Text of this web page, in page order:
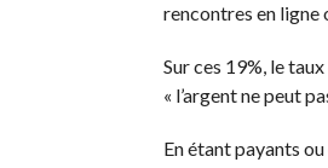
rencontres en ligne
Sur ces 19%, le
« l’argent ne peut
En étant payants